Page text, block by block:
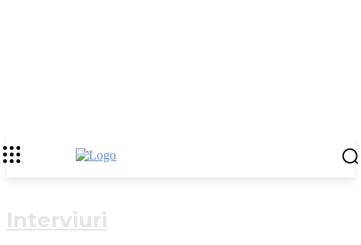
Interviuri